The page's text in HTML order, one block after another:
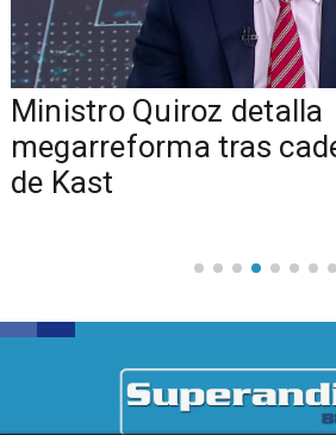
Ministro Quiroz detalla
megarreforma tras
de Kast